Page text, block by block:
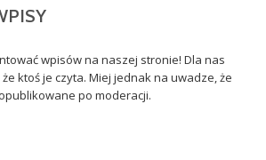
wpisów na naszej stronie! Dla nas
ktoś je czyta. Miej jednak na uwadze, że
po moderacji.